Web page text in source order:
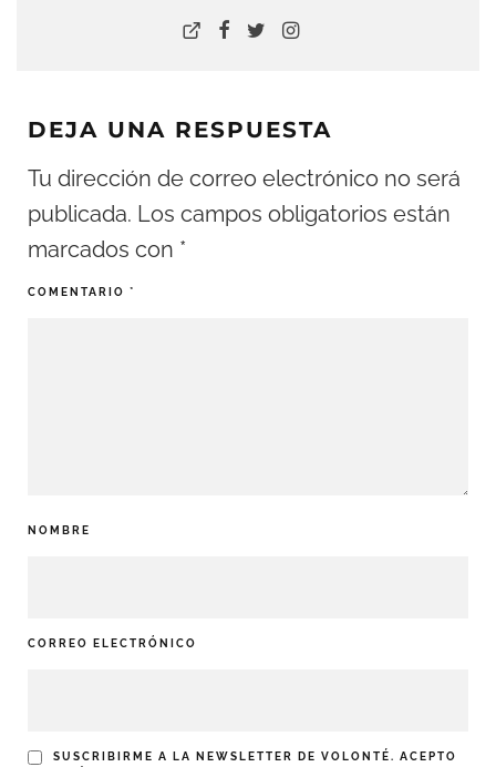
DEJA UNA RESPUESTA
Tu dirección de correo electrónico no será
publicada. Los campos obligatorios están
marcados con *
COMENTARIO *
NOMBRE
CORREO ELECTRÓNICO
SUSCRIBIRME A LA NEWSLETTER DE VOLONTÉ. ACEPTO